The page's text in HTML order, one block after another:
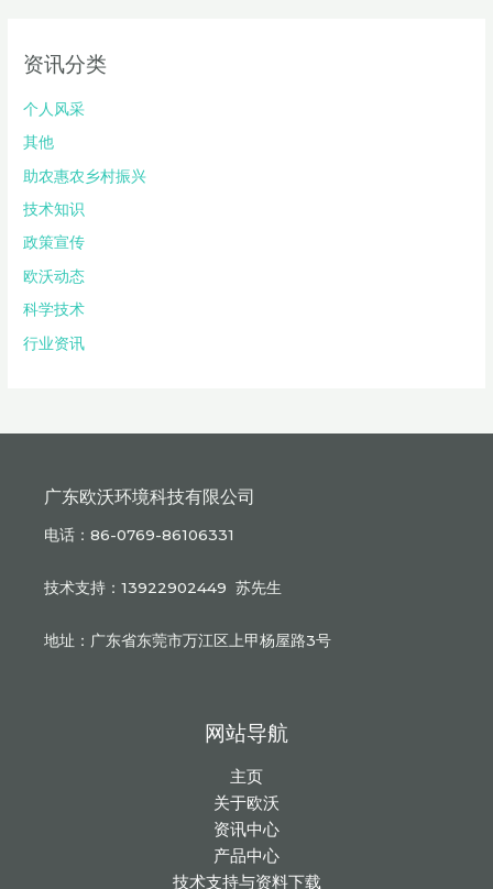
资讯分类
个人风采
其他
助农惠农乡村振兴
技术知识
政策宣传
欧沃动态
科学技术
行业资讯
广东欧沃环境科技有限公司
电话：86-0769-86106331
技术支持：13922902449 苏先生
地址：广东省东莞市万江区上甲杨屋路3号
网站导航
主页
关于欧沃
资讯中心
产品中心
技术支持与资料下载